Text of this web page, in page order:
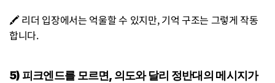
🖍️ 리더 입장에서는 억울할 수 있지만, 기억 구조는 그렇게 작동
합니다.
5) 피크엔드를 모르면, 의도와 달리 정반대의 메시지가